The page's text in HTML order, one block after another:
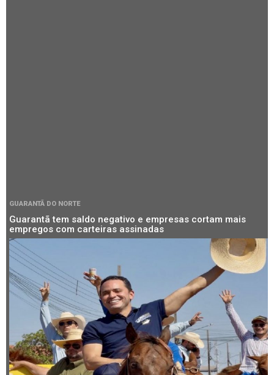
GUARANTÃ DO NORTE
Guarantã tem saldo negativo e empresas cortam mais
empregos com carteiras assinadas